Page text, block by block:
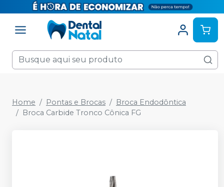
Home Pontas e Brocas
Broca Endodôntica
Broca Carbide Tronco Cônica FG